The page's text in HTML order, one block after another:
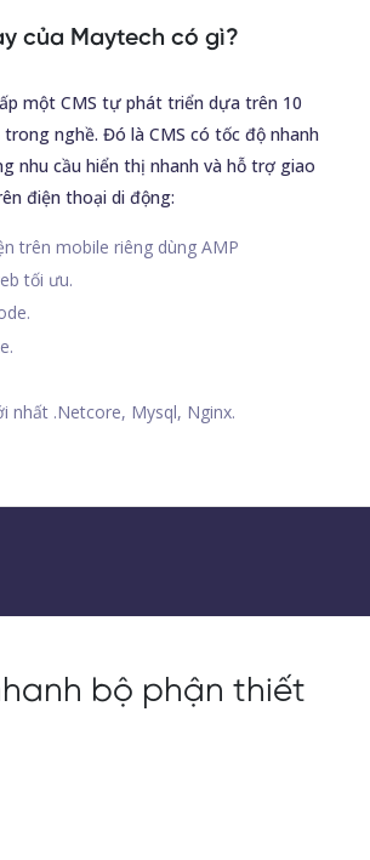
của Maytech có gì?
một CMS tự phát triển dựa trên 10
nghề. Đó là CMS có tốc độ nhanh
nhu cầu hiển thị nhanh và hỗ trợ giao
điện thoại di động:
trên mobile riêng dùng AMP
tối ưu.
nhất .Netcore, Mysql, Nginx.
bộ phận thiết